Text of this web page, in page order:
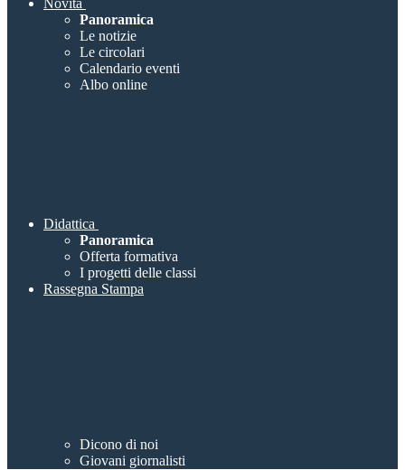
Novità
Panoramica
Le notizie
Le circolari
Calendario eventi
Albo online
Didattica
Panoramica
Offerta formativa
I progetti delle classi
Rassegna Stampa
Dicono di noi
Giovani giornalisti